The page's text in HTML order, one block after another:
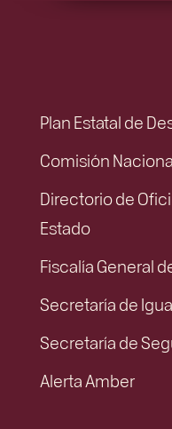
Plan Estatal de
Comisión
Directorio de
Estado
Fiscalía General
Secretaría de
Secretaría de
Alerta Amber